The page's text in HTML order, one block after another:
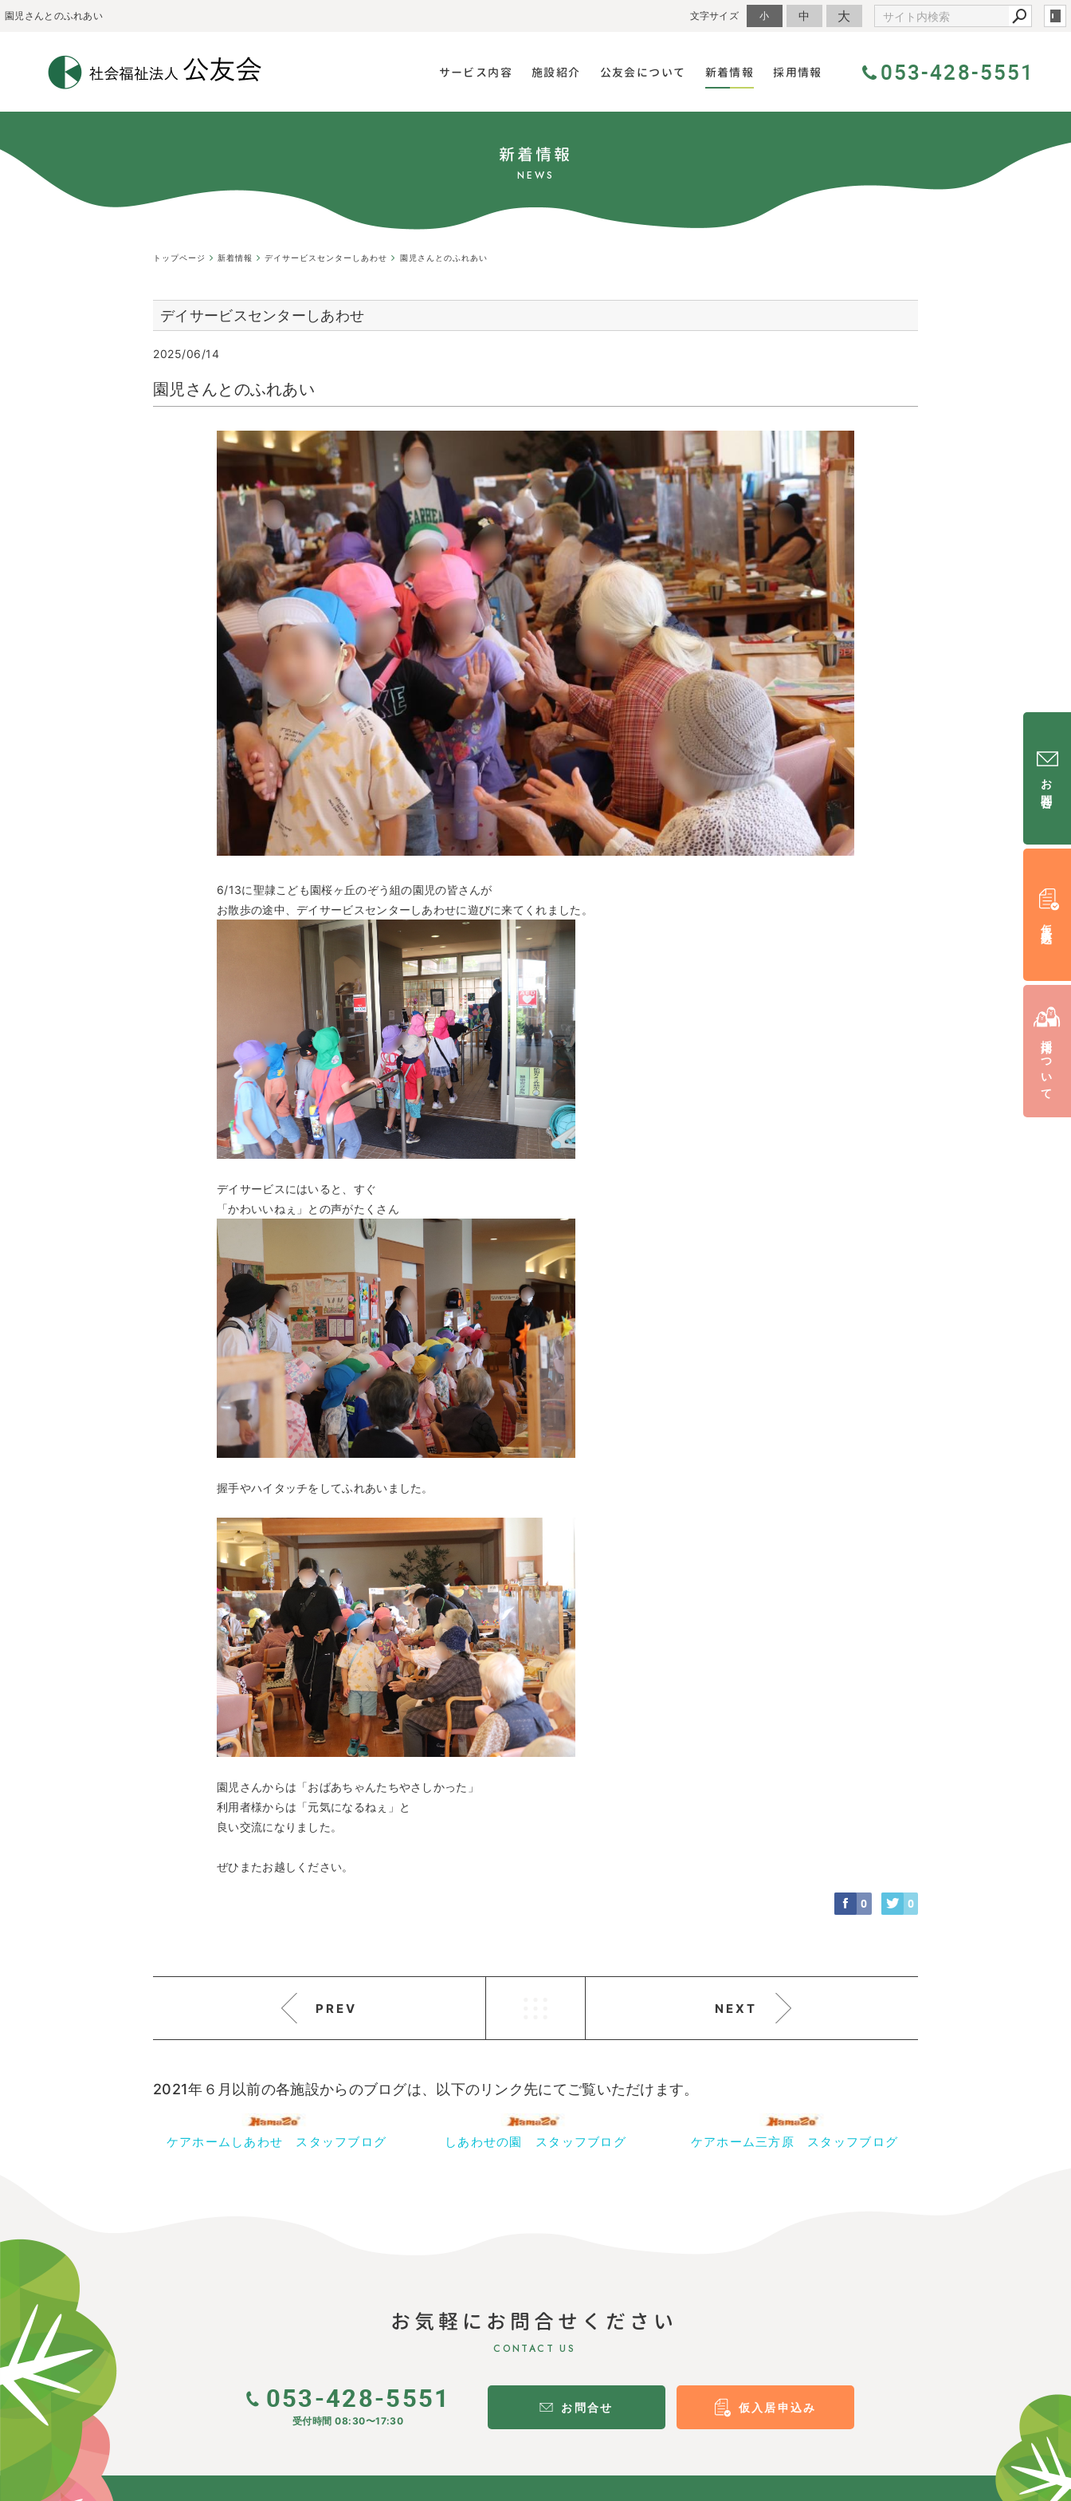
園児さんとのふれあい 文字サイズ 小 中 大
サービス内容 施設紹介 公友会について 新着情報 採用情報 053-428-5551
新着情報
NEWS
トップページ 新着情報 デイサービスセンターしあわせ 園児さんとのふれあい
デイサービスセンターしあわせ
2025/06/14
園児さんとのふれあい
6/13に聖隷こども園桜ヶ丘のぞう組の園児の皆さんが
お散歩の途中、デイサービスセンターしあわせに遊びに来てくれました。
デイサービスにはいると、すぐ
「かわいいねぇ」との声がたくさん
握手やハイタッチをしてふれあいました。
園児さんからは「おばあちゃんたちやさしかった」
利用者様からは「元気になるねぇ」と
良い交流になりました。
ぜひまたお越しください。
0 0
PREV NEXT
2021年６月以前の各施設からのブログは、以下のリンク先にてご覧いただけます。
ケアホームしあわせ スタッフブログ しあわせの園 スタッフブログ ケアホーム三方原 スタッフブログ
お問合せ
仮入居申込み
採用について
お気軽にお問合せください
CONTACT US
053-428-5551
受付時間 08:30〜17:30
お問合せ 仮入居申込み